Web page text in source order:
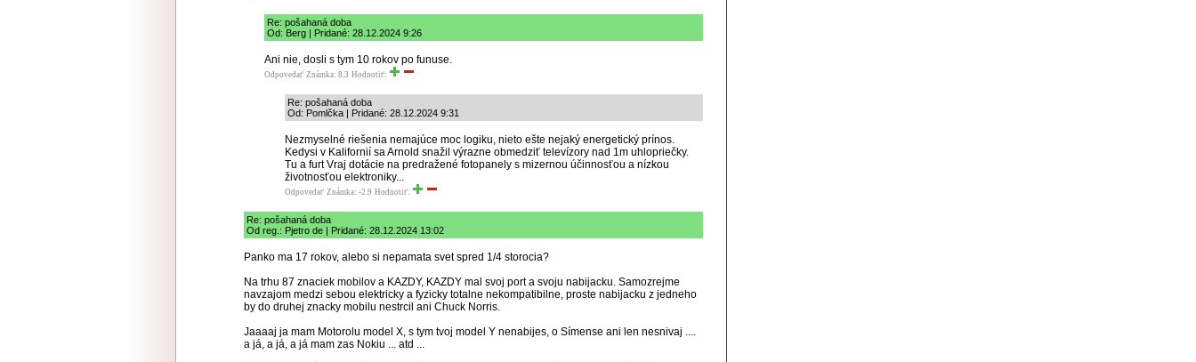
Re: pošahaná doba
Od: Berg | Pridané: 28.12.2024 9:26
Ani nie, dosli s tym 10 rokov po funuse.
Odpovedať Známka: 8.3 Hodnotiť:
Re: pošahaná doba
Od: Pomlčka | Pridané: 28.12.2024 9:31
Nezmyselné riešenia nemajúce moc logiku, nieto ešte nejaký energetický prínos.
Kedysi v Kalifornií sa Arnold snažil výrazne obmedziť televízory nad 1m uhlopriečky.
Tu a furt Vraj dotácie na predražené fotopanely s mizernou účinnosťou a nízkou
životnosťou elektroniky...
Odpovedať Známka: -2.9 Hodnotiť:
Re: pošahaná doba
Od reg.: Pjetro de | Pridané: 28.12.2024 13:02
Panko ma 17 rokov, alebo si nepamata svet spred 1/4 storocia?
Na trhu 87 znaciek mobilov a KAZDY, KAZDY mal svoj port a svoju nabijacku. Samozrejme
navzajom medzi sebou elektricky a fyzicky totalne nekompatibilne, proste nabijacku z jedneho
by do druhej znacky mobilu nestrcil ani Chuck Norris.
Jaaaaj ja mam Motorolu model X, s tym tvoj model Y nenabijes, o Símense ani len nesnivaj ....
a já, a já, a já mam zas Nokiu ... atd ...